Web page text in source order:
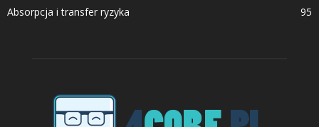
Absorpcja i transfer ryzyka
95